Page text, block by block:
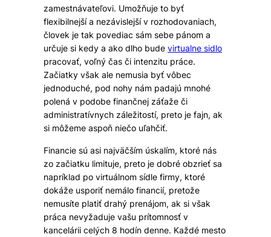
zamestnávateľovi. Umožňuje to byť
flexibilnejší a nezávislejší v rozhodovaniach,
človek je tak povediac sám sebe pánom a
určuje si kedy a ako dlho bude virtualne sidlo
pracovať, voľný čas či intenzitu práce.
Začiatky však ale nemusia byť vôbec
jednoduché, pod nohy nám padajú mnohé
polená v podobe finančnej záťaže či
administratívnych záležitostí, preto je fajn, ak
si môžeme aspoň niečo uľahčiť.
Financie sú asi najväčším úskalím, ktoré nás
zo začiatku limituje, preto je dobré obzrieť sa
napríklad po virtuálnom sídle firmy, ktoré
dokáže usporiť nemálo financií, pretože
nemusíte platiť drahý prenájom, ak si však
práca nevyžaduje vašu prítomnosť v
kancelárii celých 8 hodín denne. Každé mesto